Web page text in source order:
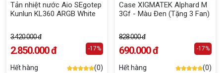
Tản nhiệt nước Aio SEgotep
Kunlun KL360 ARGB White
3.420.000 đ
2.850.000 đ -17%
Hết hàng (0)
Case XIGMATEK Alphard M
3Gf - Màu Đen (Tặng 3 Fan)
828.000 đ
690.000 đ -17%
Hết hàng (0)